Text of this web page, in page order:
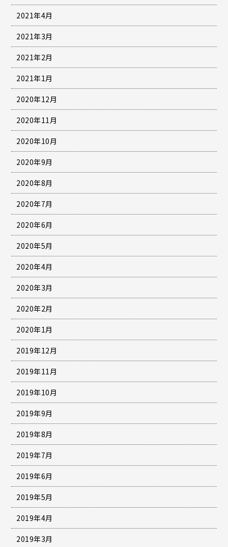
2021年4月
2021年3月
2021年2月
2021年1月
2020年12月
2020年11月
2020年10月
2020年9月
2020年8月
2020年7月
2020年6月
2020年5月
2020年4月
2020年3月
2020年2月
2020年1月
2019年12月
2019年11月
2019年10月
2019年9月
2019年8月
2019年7月
2019年6月
2019年5月
2019年4月
2019年3月